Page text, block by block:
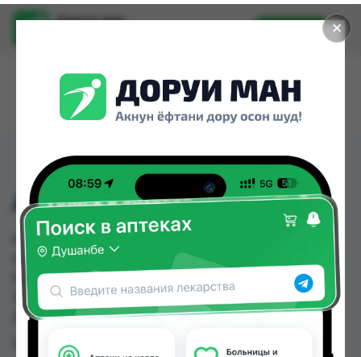
✕
Доруи ман
Установить
ARIEL LS РОЗА 450 KG
ARIEL LS РОЗА 450 KG можно купить или
заказать в аптеках, Дору Фарм №2, Дору Фарм
№20, Дору Фарм №6, Нишон №1, Нишон №3,
Эколайф по цене от 20.00 TJS до 187.00 TJS в
Душанбе и других городах Таджикистана
Цена: от20.00 TJS